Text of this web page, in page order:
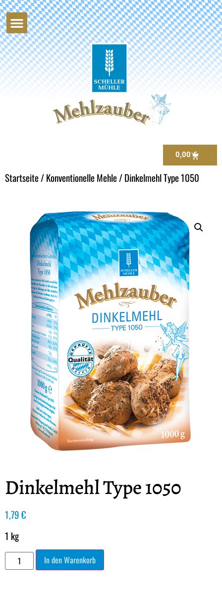
0,00€
Startseite/Konventionelle Mehle/ Dinkelmehl Type 1050
Dinkelmehl Type 1050
1,79€
1 kg
In den Warenkorb